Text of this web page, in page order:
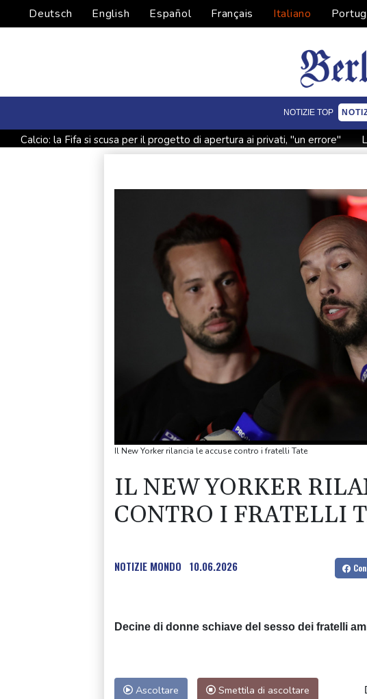
Deutsch English Español Français Italiano
NOTIZIE TOP
Calcio: la Fifa si scusa per il progetto di apertura ai privati, "un errore"
Il governo alla Camera incassa la fiducia sul decreto giustizia, 191 sì
Houthi, colpita seconda petroliera saudita nel Golfo di Aden
Houthi,
Il New Yorker rilancia le accuse contro i fratelli Tate
IL NEW YORKER
CONTRO I FRATELLI
NOTIZIE MONDO 10.06.2026
Decine di donne schiave del sesso dei fratelli
Ascoltare Smettila di ascoltare